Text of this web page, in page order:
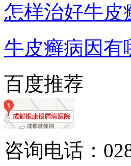
怎样治好牛皮
牛皮癣病因有
百度推荐
咨询电话：